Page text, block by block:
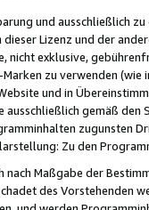
und ausschließlich
Lizenz und der
exklusive,
zu verwenden
und in
gemäß
zugunsten
Zu den
nach Maßgabe der
des Vorstehenden